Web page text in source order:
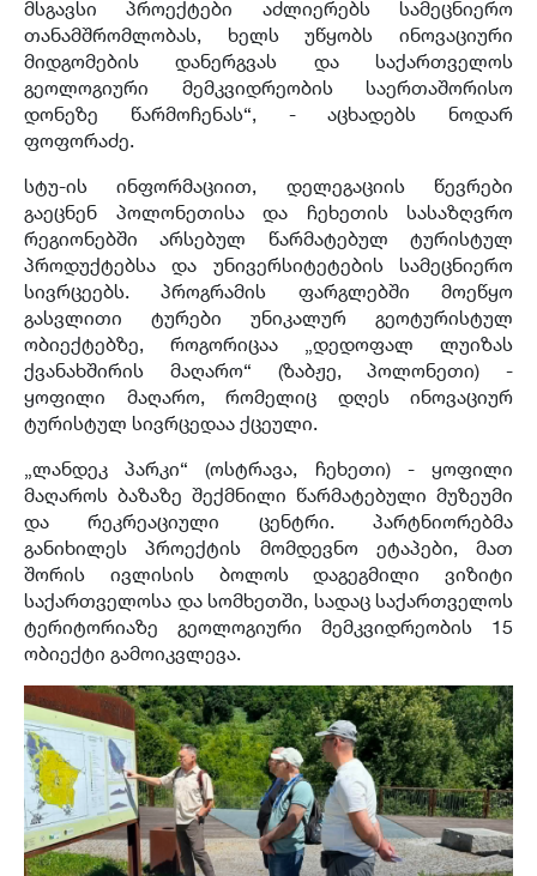
მსგავსი პროექტები აძლიერებს სამეცნიერო
თანამშრომლობას, ხელს უწყობს ინოვაციური
მიდგომების დანერგვას და საქართველოს
გეოლოგიური მემკვიდრეობის საერთაშორისო
დონეზე წარმოჩენას“, - აცხადებს ნოდარ
ფოფორაძე.
სტუ-ის ინფორმაციით, დელეგაციის წევრები
გაეცნენ პოლონეთისა და ჩეხეთის სასაზღვრო
რეგიონებში არსებულ წარმატებულ ტურისტულ
პროდუქტებსა და უნივერსიტეტების სამეცნიერო
სივრცეებს. პროგრამის ფარგლებში მოეწყო
გასვლითი ტურები უნიკალურ გეოტურისტულ
ობიექტებზე, როგორიცაა „დედოფალ ლუიზას
ქვანახშირის მაღარო“ (ზაბჟე, პოლონეთი) -
ყოფილი მაღარო, რომელიც დღეს ინოვაციურ
ტურისტულ სივრცედაა ქცეული.
„ლანდეკ პარკი“ (ოსტრავა, ჩეხეთი) - ყოფილი
მაღაროს ბაზაზე შექმნილი წარმატებული მუზეუმი
და რეკრეაციული ცენტრი. პარტნიორებმა
განიხილეს პროექტის მომდევნო ეტაპები, მათ
შორის ივლისის ბოლოს დაგეგმილი ვიზიტი
საქართველოსა და სომხეთში, სადაც საქართველოს
ტერიტორიაზე გეოლოგიური მემკვიდრეობის 15
ობიექტი გამოიკვლევა.